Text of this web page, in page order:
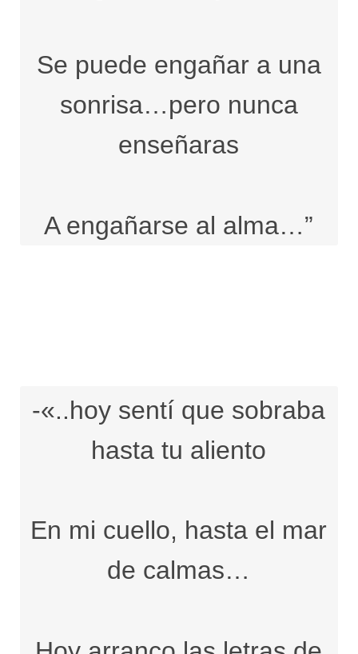
Se puede engañar a una
sonrisa…pero nunca
enseñaras
A engañarse al alma…”
-«..hoy sentí que sobraba
hasta tu aliento
En mi cuello, hasta el mar
de calmas…